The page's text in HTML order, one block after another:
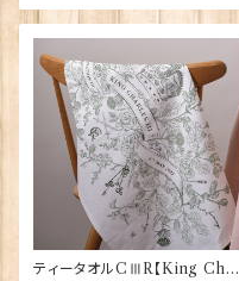
ティータオルCⅢR【King Char